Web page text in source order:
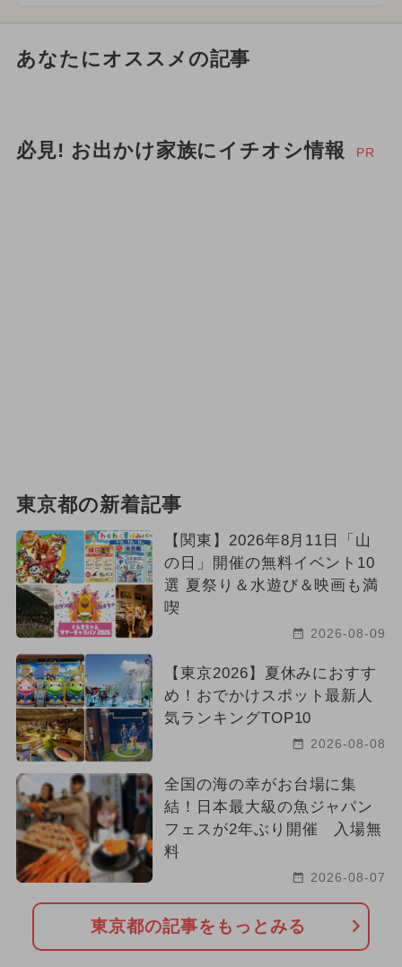
あなたにオススメの記事
必見! お出かけ家族にイチオシ情報 PR
東京都の新着記事
【関東】2026年8月11日「山
の日」開催の無料イベント10
選 夏祭り＆水遊び＆映画も満
喫
2026-08-09
【東京2026】夏休みにおすす
め！おでかけスポット最新人
気ランキングTOP10
2026-08-08
全国の海の幸がお台場に集
結！日本最大級の魚ジャパン
フェスが2年ぶり開催 入場無
料
2026-08-07
東京都の記事をもっとみる